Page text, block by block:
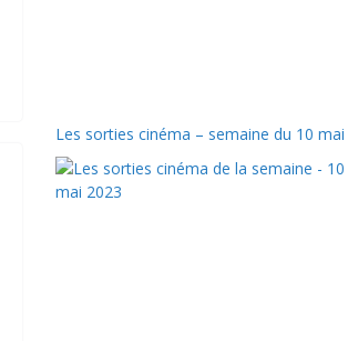
Les sorties cinéma – semaine du 10 mai